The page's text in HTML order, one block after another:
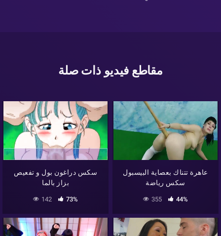
مقاطع فيديو ذات صلة
سكس دراغون بول و تفعيص
بزاز بالما
142 73%
عاهرة تتناك بعصاية البيسبول
سكس رياضة
355 44%